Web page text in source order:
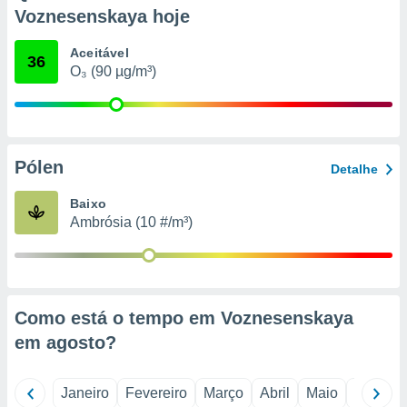
qual se
ou opor-
qualquer
o
num
Voznesenskaya hoje
36 Aceitável
O₃ (90 µg/m³)
Pólen Detalhe
Baixo
Ambrósia (10 #/m³)
Como está o tempo em Voznesenskaya
em agosto?
Janeiro Fevereiro Março Abril Maio Junho